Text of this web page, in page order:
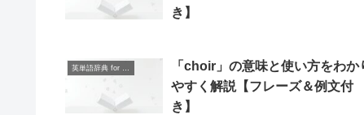
き】
英単語辞典 for Beginners
「choir」の意味と使い方をわか
やすく解説【フレーズ＆例文付
き】